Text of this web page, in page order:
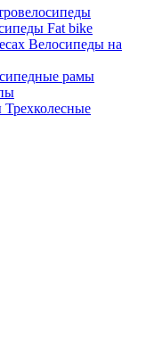
Fat bike
Велосипеды на
рамы
Трехколесные